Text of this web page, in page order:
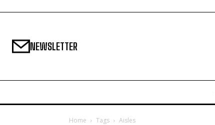
NEWSLETTER
Home Tags Aisles